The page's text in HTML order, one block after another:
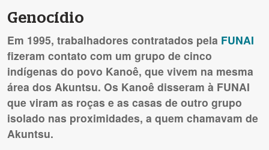
Genocídio
Em 1995, trabalhadores contratados pela FUNAI
fizeram contato com um grupo de cinco
indígenas do povo Kanoê, que vivem na mesma
área dos Akuntsu. Os Kanoê disseram à FUNAI
que viram as roças e as casas de outro grupo
isolado nas proximidades, a quem chamavam de
Akuntsu.